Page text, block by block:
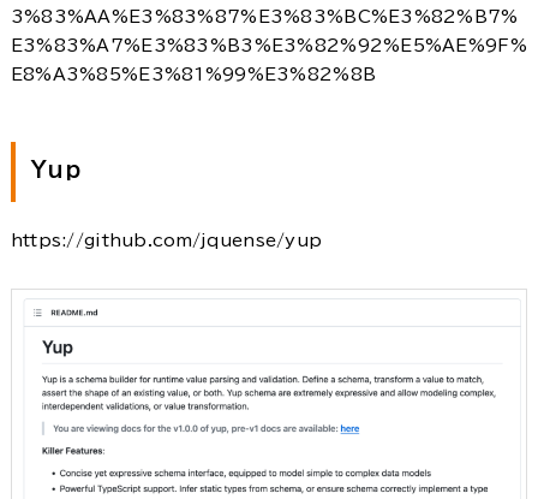
3%83%AA%E3%83%87%E3%83%BC%E3%82%B7%
E3%83%A7%E3%83%B3%E3%82%92%E5%AE%9F%
E8%A3%85%E3%81%99%E3%82%8B
Yup
https://github.com/jquense/yup